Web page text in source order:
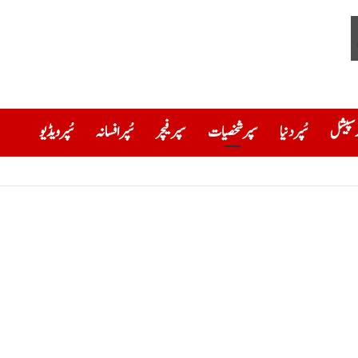
سپیشل سُپر دنیا سپر شخصیات سپر فیچر سُپر افسانہ سُپرویڈیو
ان کی اپنی ہی برادری کی بے حسی ؟